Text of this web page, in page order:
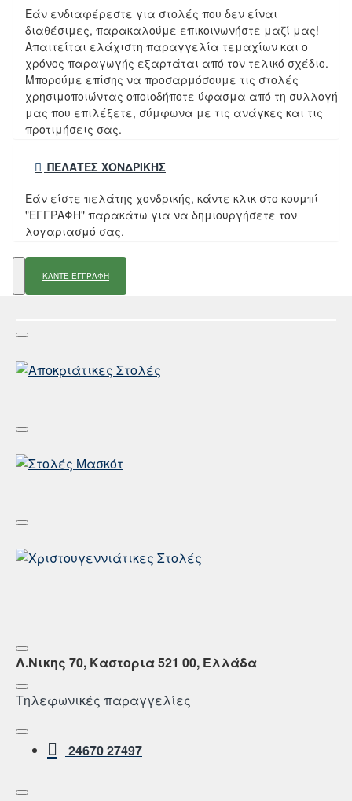
Εάν ενδιαφέρεστε για στολές που δεν είναι
διαθέσιμες, παρακαλούμε επικοινωνήστε μαζί μας!
Απαιτείται ελάχιστη παραγγελία τεμαχίων και ο
χρόνος παραγωγής εξαρτάται από τον τελικό σχέδιο.
Μπορούμε επίσης να προσαρμόσουμε τις στολές
χρησιμοποιώντας οποιοδήποτε ύφασμα από τη συλλογή
μας που επιλέξετε, σύμφωνα με τις ανάγκες και τις
προτιμήσεις σας.
ΠΕΛΆΤΕΣ ΧΟΝΔΡΙΚΉΣ
Εάν είστε πελάτης χονδρικής, κάντε κλικ στο κουμπί
"ΕΓΓΡΑΦΗ" παρακάτω για να δημιουργήσετε τον
λογαριασμό σας.
ΚΑΝΤΕ ΕΓΓΡΑΦΗ
Λ.Νικης 70, Καστορια 521 00, Ελλάδα
Τηλεφωνικές παραγγελίες
24670 27497